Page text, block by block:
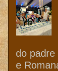
do padre
e